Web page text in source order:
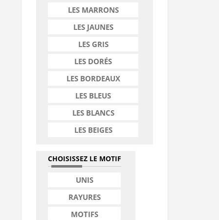
LES MARRONS
LES JAUNES
LES GRIS
LES DORÉS
LES BORDEAUX
LES BLEUS
LES BLANCS
LES BEIGES
CHOISISSEZ LE MOTIF
UNIS
RAYURES
MOTIFS